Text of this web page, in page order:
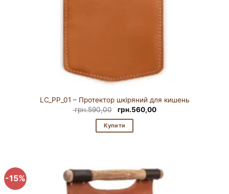
LC_PP_01 – Протектор шкіряний для кишень
грн.590,00
Оригінальна
ціна:
грн.590,00.
грн.560,00Поточна
Купити
-15%